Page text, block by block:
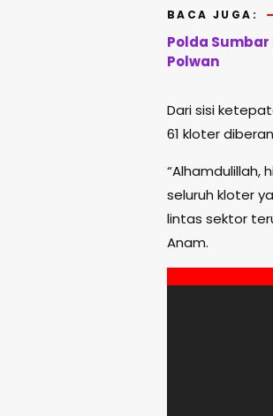
BACA JUGA:
Polda Sumbar
Polwan
Dari sisi
61 kloter
“Alhamdulillah,
seluruh kloter
lintas sektor
Anam.